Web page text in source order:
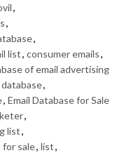
,
,
,
list, consumer emails,
of email advertising
,
, Email Database for Sale
,
list,
for sale, list,